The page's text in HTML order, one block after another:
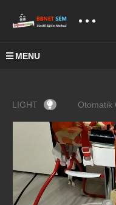
MENU
LIGHT Otomatik